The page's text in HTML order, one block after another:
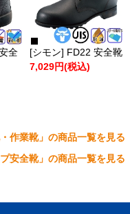
全
[シモン] FD22 安全靴
7,029円(税込)
・作業靴」の商品一覧を見る
安全靴」の商品一覧を見る